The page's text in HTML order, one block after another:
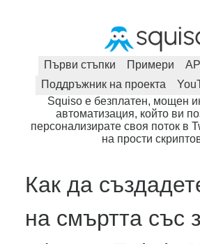
Първи стъпки Примери API
Поддръжник на проекта
Squiso е безплатен, мощен
автоматизация, който ви
персонализирате своя поток в
на прости
Как да
на смъртта със